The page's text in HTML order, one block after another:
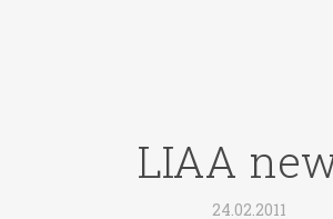
LIAA
24.02.2011